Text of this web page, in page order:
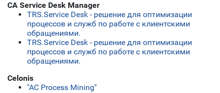
CA Service Desk Manager
TRS.Service Desk - решение для оптимизации
процессов и служб по работе с клиентскими
обращениями.
TRS.Service Desk - решение для оптимизации
процессов и служб по работе с клиентскими
обращениями.
Celonis
"АС Process Mining"